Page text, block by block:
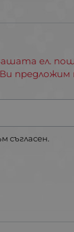
ел.
предложим
съгласен.